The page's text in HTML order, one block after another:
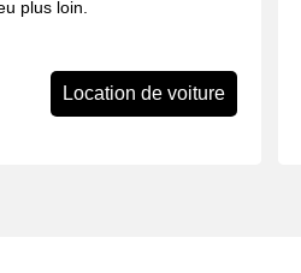
plus loin.
Location de voiture